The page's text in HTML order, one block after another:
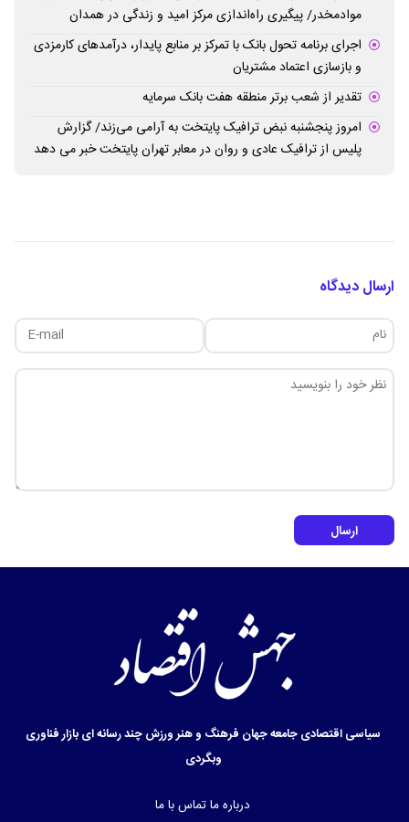
موادمخدر/ پیگیری راه‌اندازی مرکز امید و زندگی در همدان
اجرای برنامه تحول بانک با تمرکز بر منابع پایدار، درآمدهای کارمزدی
و بازسازی اعتماد مشتریان
تقدیر از شعب برتر منطقه هفت بانک سرمایه
امروز پنجشنبه نبض ترافیک پایتخت به آرامی می‌زند/ گزارش
پلیس از ترافیک عادی و روان در معابر تهران پایتخت خبر می دهد
ارسال دیدگاه
ارسال
سیاسیاقتصادیجامعهجهان فرهنگ و هنرورزشچند رسانه ایبازارفناوری
وبگردی
درباره ماتماس با ما